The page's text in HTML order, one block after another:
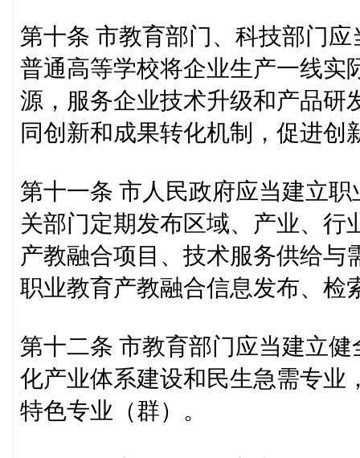
第十条 市教育部门、科技部门
普通高等学校将企业生产一线实
源，服务企业技术升级和产品研
同创新和成果转化机制，促进创
第十一条 市人民政府应当建立
关部门定期发布区域、产业、行
产教融合项目、技术服务供给与
职业教育产教融合信息发布、检
第十二条 市教育部门应当建立
化产业体系建设和民生急需专业
特色专业（群）。